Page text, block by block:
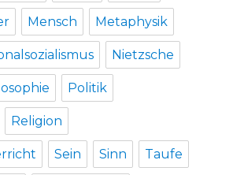
Mensch Metaphysik
Nietzsche
Politik
Religion
Sein Sinn Taufe